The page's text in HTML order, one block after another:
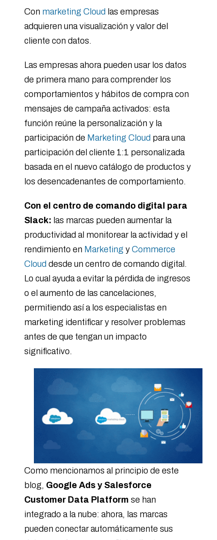
Con marketing Cloud las empresas
adquieren una visualización y valor del
cliente con datos.
Las empresas ahora pueden usar los datos
de primera mano para comprender los
comportamientos y hábitos de compra con
mensajes de campaña activados: esta
función reúne la personalización y la
participación de Marketing Cloud para una
participación del cliente 1:1 personalizada
basada en el nuevo catálogo de productos y
los desencadenantes de comportamiento.
Con el centro de comando digital para
Slack: las marcas pueden aumentar la
productividad al monitorear la actividad y el
rendimiento en Marketing y Commerce
Cloud desde un centro de comando digital.
Lo cual ayuda a evitar la pérdida de ingresos
o el aumento de las cancelaciones,
permitiendo así a los especialistas en
marketing identificar y resolver problemas
antes de que tengan un impacto
significativo.
Como mencionamos al principio de este
blog, Google Ads y Salesforce
Customer Data Platform se han
integrado a la nube: ahora, las marcas
pueden conectar automáticamente sus